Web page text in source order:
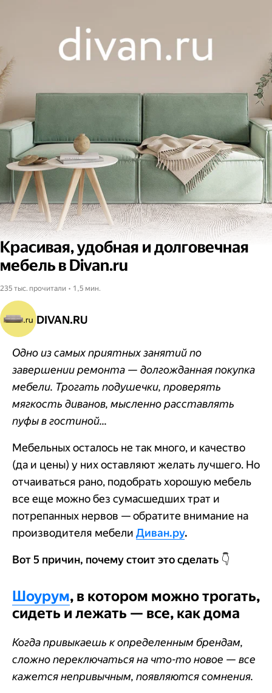
Красивая, удобная и долговечная
мебель в Divan.ru
235 тыс. прочитали • 1,5 мин.
DIVAN.RU
Одно из самых приятных занятий по
завершении ремонта — долгожданная покупка
мебели. Трогать подушечки, проверять
мягкость диванов, мысленно расставлять
пуфы в гостиной...
Мебельных осталось не так много, и качество
(да и цены) у них оставляют желать лучшего. Но
отчаиваться рано, подобрать хорошую мебель
все еще можно без сумасшедших трат и
потрепанных нервов — обратите внимание на
производителя мебели Диван.ру.
Вот 5 причин, почему стоит это сделать 👇
Шоурум, в котором можно трогать,
сидеть и лежать — все, как дома
Когда привыкаешь к определенным брендам,
сложно переключаться на что-то новое — все
кажется непривычным, появляются сомнения.